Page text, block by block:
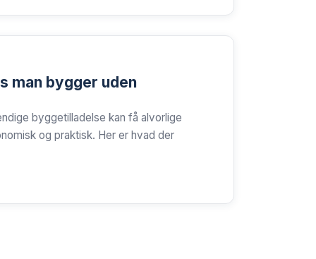
man bygger uden
byggetilladelse kan få alvorlige
og praktisk. Her er hvad der